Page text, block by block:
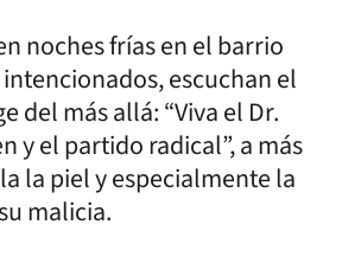
noches frías en el barrio
escuchan el
del más allá: “Viva el Dr.
y el partido radical”, a más
la piel y especialmente la
malicia.